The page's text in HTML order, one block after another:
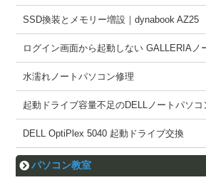
SSD換装とメモリー増設｜dynabook AZ25
ログイン画面から起動しない GALLERIAノ
水濡れノートパソコン修理
起動ドライブ容量不足のDELLノートパソコ
DELL OptiPlex 5040 起動ドライブ交換
パソコン教室